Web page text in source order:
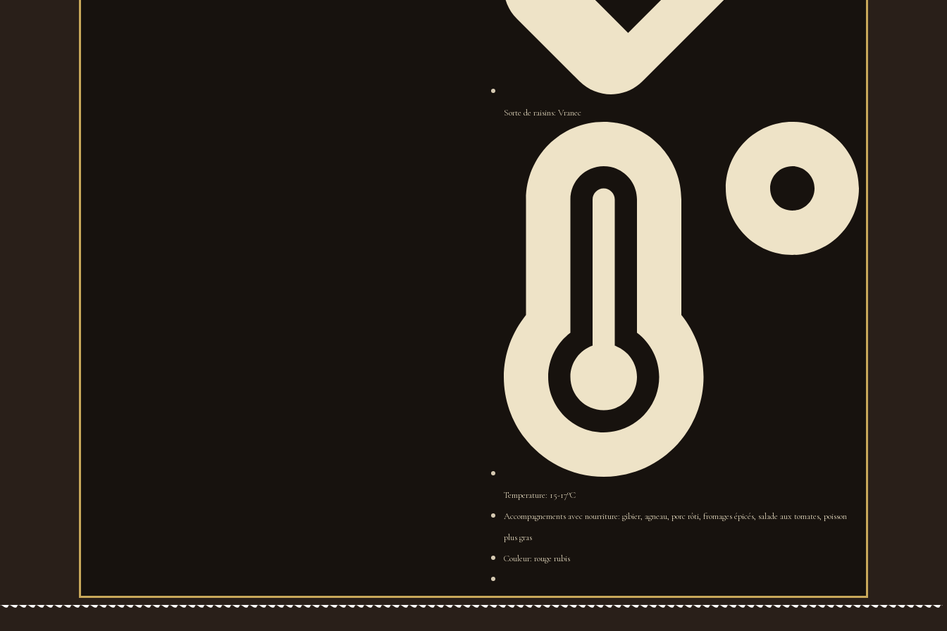
Sorte de raisins: Vranec
Temperature: 15-17°C
Accompagnements avec nourriture: gibier, agneau, porc rôti, fromages épicés, salade aux tomates, poisson
plus gras
Couleur: rouge rubis